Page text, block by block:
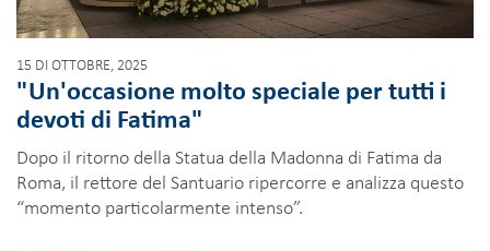
15 DI OTTOBRE, 2025
"Un'occasione molto speciale per tutti i
devoti di Fatima"
Dopo il ritorno della Statua della Madonna di Fatima da
Roma, il rettore del Santuario ripercorre e analizza questo
“momento particolarmente intenso”.